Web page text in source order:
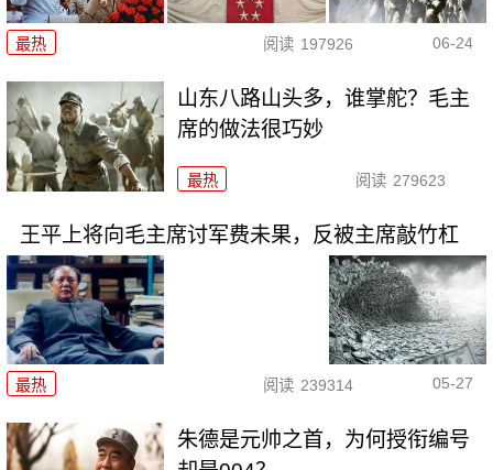
最热 阅读 197926 06-24
山东八路山头多，谁掌舵？毛主
席的做法很巧妙
最热 阅读 279623
王平上将向毛主席讨军费未果，反被主席敲竹杠
最热 阅读 239314 05-27
朱德是元帅之首，为何授衔编号